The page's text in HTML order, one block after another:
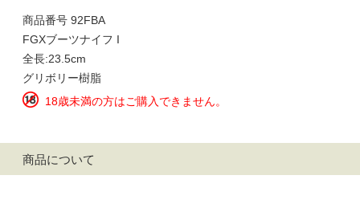
商品番号 92FBA
FGXブーツナイフ I
全長:23.5cm
グリボリー樹脂
18歳未満の方はご購入できません。
商品について